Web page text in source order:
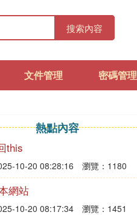
搜索內容
文件管理 密碼管理
熱點內容
this
10-20 08:28:16 瀏覽：1180
網站
10-20 08:17:34 瀏覽：1451